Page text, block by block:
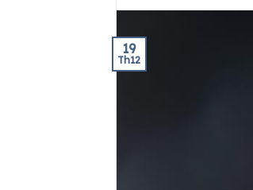
19
Th12